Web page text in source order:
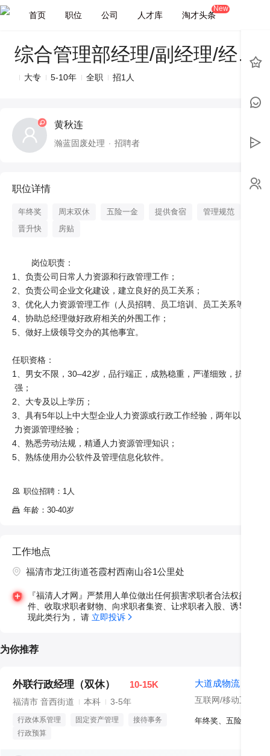
首页 职位 公司 人才库 淘才头条
New
综合管理部经理/副经理/经理助理（人力资源及行政方向）
大专 5-10年 全职 招1人
黄秋连
瀚蓝固废处理 招聘者
职位详情
年终奖 周末双休 五险一金 提供食宿 管理规范
晋升快
房贴
1、负责公司日常人力资源和行政管理工作；
2、负责公司企业文化建设，建立良好的员工关系；
3、优化人力资源管理工作（人员招聘、员工培训、员工关系等）；
4、协助总经理做好政府相关的外围工作；
5、做好上级领导交办的其他事宜。
任职资格：
1、男女不限，30–42岁，品行端正，成熟稳重，严谨细致，抗压力
2、大专及以上学历；
3、具有5年以上中大型企业人力资源或行政工作经验，两年以上人
4、熟悉劳动法规，精通人力资源管理知识；
5、熟练使用办公软件及管理信息化软件。
职位招聘：1人
年龄：30-40岁
工作地点
福清市龙江街道苍霞村西南山谷1公里处
『福清人才网』严禁用人单位做出任何损害求职者合法权益的
件、收取求职者财物、向求职者集资、让求职者入股、诱导求职
现此类行为， 请 立即投诉
为你推荐
外联行政经理（双休） 10-15K
福清市 音西街道 本科 3-5年
行政体系管理 固定资产管理
接待事务
行政预算
大道成物流